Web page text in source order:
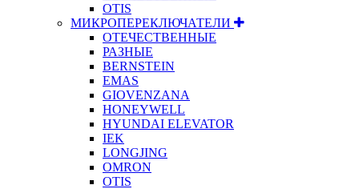
OTIS
МИКРОПЕРЕКЛЮЧАТЕЛИ
ОТЕЧЕСТВЕННЫЕ
РАЗНЫЕ
BERNSTEIN
EMAS
GIOVENZANA
HONEYWELL
HYUNDAI ELEVATOR
IEK
LONGJING
OMRON
OTIS